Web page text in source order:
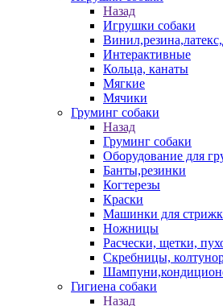
Назад
Игрушки собаки
Интерактивные
Кольца, канаты
Мягкие
Мячики
Груминг собаки
Назад
Груминг собаки
Оборудование для
Банты,резинки
Когтерезы
Краски
Машинки для
Ножницы
Расчески, щетки,
Скребницы,
Гигиена собаки
Назад